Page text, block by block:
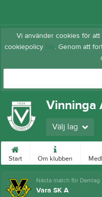
Vi använder cookies för
cookiepolicy
. Genom att
Vinninga
Välj lag
Start Om klubben
Nästa match för Damlag
Vara SK A